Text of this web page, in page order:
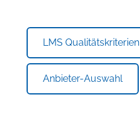
LMS Qualitätskriterien
Anbieter-Auswahl